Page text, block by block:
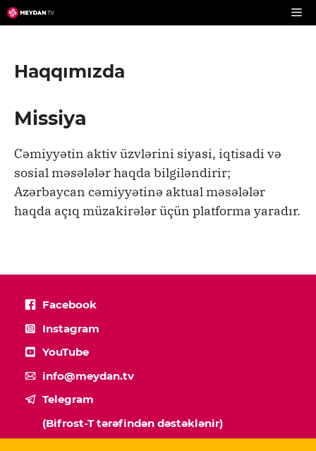
Skip
to
Haqqımızda
Missiya
Cəmiyyətin aktiv üzvlərini siyasi, iqtisadi və
sosial məsələlər haqda bilgiləndirir;
Azərbaycan cəmiyyətinə aktual məsələlər
haqda açıq müzakirələr üçün platforma yaradır.
Facebook
Instagram
YouTube
info@meydan.tv
Telegram
(Bifrost-T tərəfindən dəstəklənir)